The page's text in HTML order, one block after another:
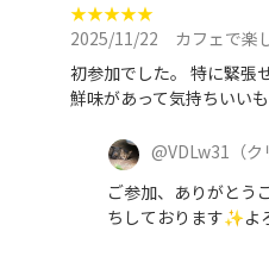
★★★★★
2025/11/22
カフェで楽
初参加でした。 特に緊張
鮮味があって気持ちいい
@VDLw31 （
ご参加、ありがとう
ちしております✨よ